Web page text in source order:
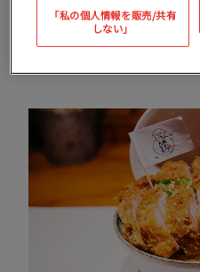
「私の個人情報を販売/共有
しない」